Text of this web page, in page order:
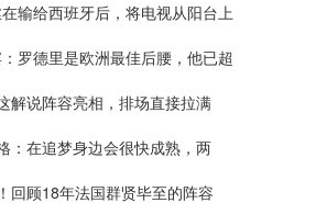
输给西班牙后，将电视从阳台上
罗德里是欧洲最佳后腰，他已超
解说阵容亮相，排场直接拉满
：在追梦身边会很快成熟，两
回顾18年法国群贤毕至的阵容